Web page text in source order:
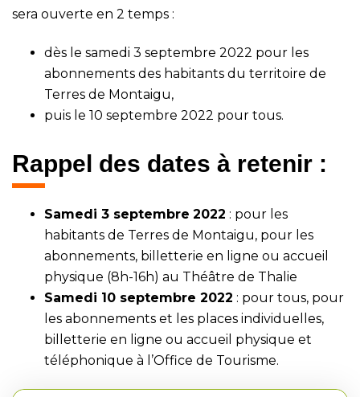
sera ouverte en 2 temps :
dès le samedi 3 septembre 2022 pour les
abonnements des habitants du territoire de
Terres de Montaigu,
puis le 10 septembre 2022 pour tous.
Rappel des dates à retenir :
Samedi 3 septembre 2022 : pour les
habitants de Terres de Montaigu, pour les
abonnements, billetterie en ligne ou accueil
physique (8h-16h) au Théâtre de Thalie
Samedi 10 septembre 2022 : pour tous, pour
les abonnements et les places individuelles,
billetterie en ligne ou accueil physique et
téléphonique à l’Office de Tourisme.